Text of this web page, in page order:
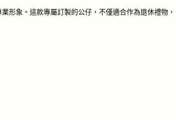
形象。這款專屬訂製的公仔，不僅適合作為退休禮物，